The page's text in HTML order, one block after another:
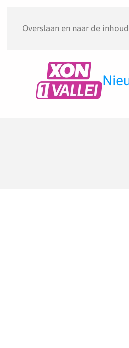
Overslaan en naar de